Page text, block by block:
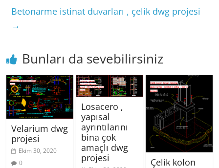
Betonarme istinat duvarları , çelik dwg projesi
→
Bunları da sevebilirsiniz
Velarium dwg
projesi
Ekim 30, 2020
0
Losacero ,
yapısal
ayrıntılarını
bina çok
amaçlı dwg
projesi
Çelik kolon